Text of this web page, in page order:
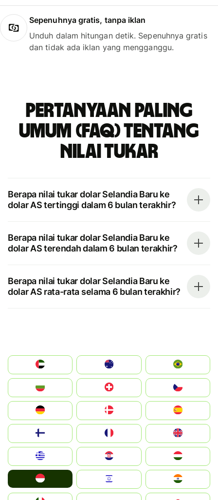
Sepenuhnya gratis, tanpa iklan
Unduh dalam hitungan detik. Sepenuhnya gratis
dan tidak ada iklan yang mengganggu.
Pertanyaan paling
umum (FAQ) tentang
nilai tukar
Berapa nilai tukar dolar Selandia Baru ke
dolar AS tertinggi dalam 6 bulan terakhir?
Berapa nilai tukar dolar Selandia Baru ke
dolar AS terendah dalam 6 bulan terakhir?
Berapa nilai tukar dolar Selandia Baru ke
dolar AS rata-rata selama 6 bulan terakhir?
الإمارات العربية المتحدة
Switzerland
Deutschland
United Kingdom
Magyarország